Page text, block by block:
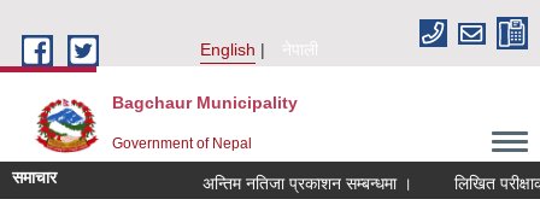
English
नेपाली
Bagchaur Municipality
Government of Nepal
समाचार अन्तिम नतिजा प्रकाशन सम्बन्धमा । लिखित